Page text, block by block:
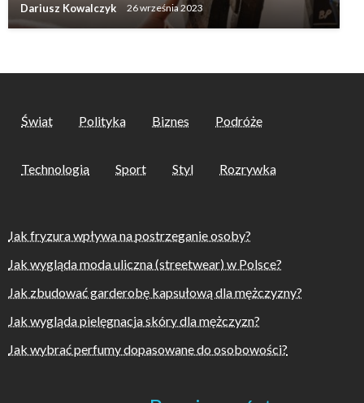
Dariusz Kowalczyk 26 września 2023
Świat Polityka Biznes Podróże
Technologia Sport Styl Rozrywka
Jak fryzura wpływa na postrzeganie osoby?
Jak wygląda moda uliczna (streetwear) w Polsce?
Jak zbudować garderobę kapsułową dla mężczyzny?
Jak wygląda pielęgnacja skóry dla mężczyzn?
Jak wybrać perfumy dopasowane do osobowości?